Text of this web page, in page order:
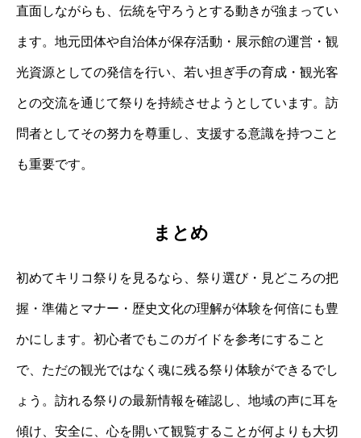
直面しながらも、伝統を守ろうとする動きが強まってい
ます。地元団体や自治体が保存活動・展示館の運営・観
光資源としての発信を行い、若い担ぎ手の育成・観光客
との交流を通じて祭りを持続させようとしています。訪
問者としてその努力を尊重し、支援する意識を持つこと
も重要です。
まとめ
初めてキリコ祭りを見るなら、祭り選び・見どころの把
握・準備とマナー・歴史文化の理解が体験を何倍にも豊
かにします。初心者でもこのガイドを参考にすること
で、ただの観光ではなく魂に残る祭り体験ができるでし
ょう。訪れる祭りの最新情報を確認し、地域の声に耳を
傾け、安全に、心を開いて観覧することが何よりも大切